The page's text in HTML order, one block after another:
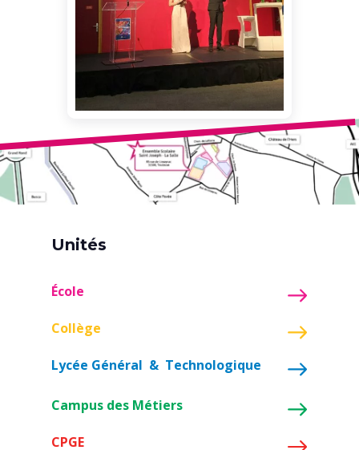
Unités
École
Collège
Lycée Général & Technologique
Campus des Métiers
CPGE